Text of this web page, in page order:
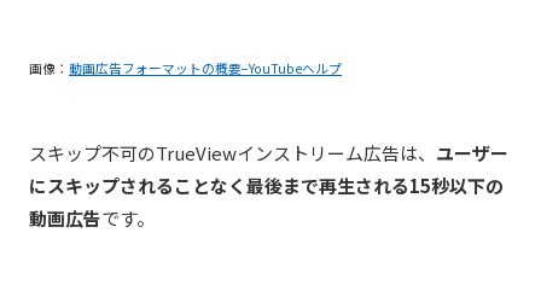
画像： 動画広告フォーマットの概要−YouTubeヘルプ
スキップ不可のTrueViewインストリーム広告は、 ユーザー
にスキップされることなく最後まで再生される15秒以下の
動画広告です。